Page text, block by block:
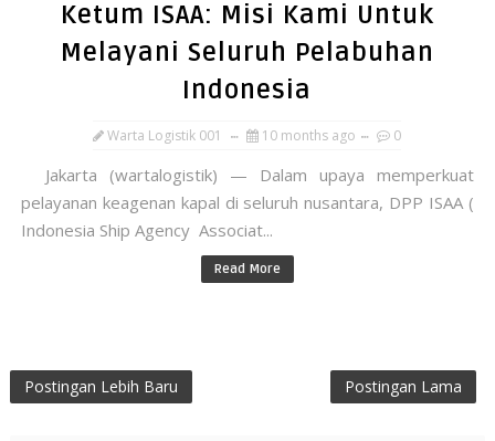
Ketum ISAA: Misi Kami Untuk
Melayani Seluruh Pelabuhan
Indonesia
Warta Logistik 001 10 months ago 0
Jakarta (wartalogistik) — Dalam upaya memperkuat
pelayanan keagenan kapal di seluruh nusantara, DPP ISAA (
Indonesia Ship Agency Associat...
Read More
Postingan Lebih Baru Postingan Lama